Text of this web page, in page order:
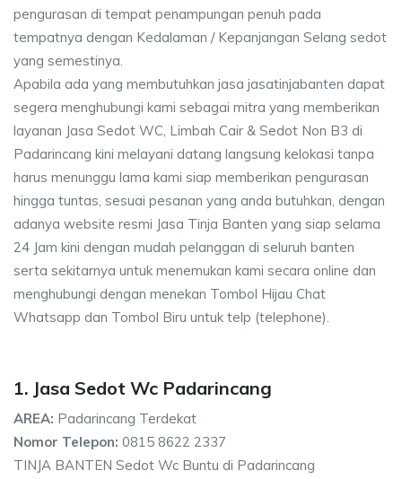
pengurasan di tempat penampungan penuh pada
tempatnya dengan Kedalaman / Kepanjangan Selang sedot
yang semestinya.
Apabila ada yang membutuhkan jasa jasatinjabanten dapat
segera menghubungi kami sebagai mitra yang memberikan
layanan Jasa Sedot WC, Limbah Cair & Sedot Non B3 di
Padarincang kini melayani datang langsung kelokasi tanpa
harus menunggu lama kami siap memberikan pengurasan
hingga tuntas, sesuai pesanan yang anda butuhkan, dengan
adanya website resmi Jasa Tinja Banten yang siap selama
24 Jam kini dengan mudah pelanggan di seluruh banten
serta sekitarnya untuk menemukan kami secara online dan
menghubungi dengan menekan Tombol Hijau Chat
Whatsapp dan Tombol Biru untuk telp (telephone).
1. Jasa Sedot Wc Padarincang
AREA: Padarincang Terdekat
Nomor Telepon: 0815 8622 2337
TINJA BANTEN Sedot Wc Buntu di Padarincang